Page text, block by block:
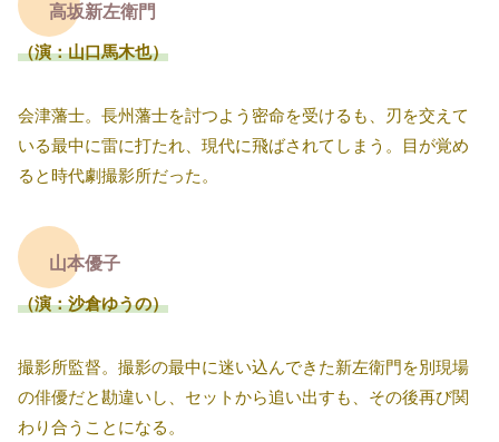
高坂新左衛門
（演：山口馬木也）
会津藩士。長州藩士を討つよう密命を受けるも、刃を交えて
いる最中に雷に打たれ、現代に飛ばされてしまう。目が覚め
ると時代劇撮影所だった。
山本優子
（演：沙倉ゆうの）
撮影所監督。撮影の最中に迷い込んできた新左衛門を別現場
の俳優だと勘違いし、セットから追い出すも、その後再び関
わり合うことになる。